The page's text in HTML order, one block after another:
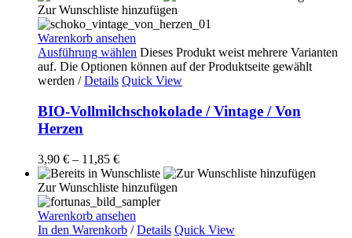
Zur Wunschliste hinzufügen
Warenkorb ansehen
Ausführung wählen Dieses Produkt weist mehrere Varianten
auf. Die Optionen können auf der Produktseite gewählt
werden / Details Quick View
BIO-Vollmilchschokolade / Vintage / Von
Herzen
3,90 € – 11,85 €
Zur Wunschliste hinzufügen
Warenkorb ansehen
In den Warenkorb / Details Quick View